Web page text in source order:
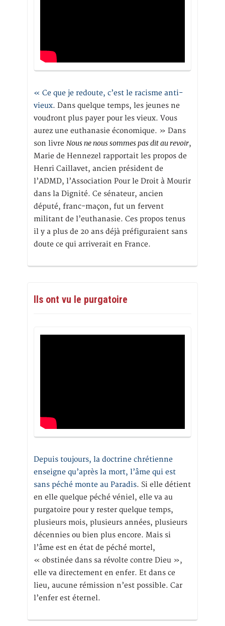
« Ce que je redoute, c’est le racisme anti-
vieux. Dans quelque temps, les jeunes ne
voudront plus payer pour les vieux. Vous
aurez une euthanasie économique. » Dans
son livre Nous ne nous sommes pas dit au revoir,
Marie de Hennezel rapportait les propos de
Henri Caillavet, ancien président de
l’ADMD, l’Association Pour le Droit à Mourir
dans la Dignité. Ce sénateur, ancien
député, franc-maçon, fut un fervent
militant de l’euthanasie. Ces propos tenus
il y a plus de 20 ans déjà préfiguraient sans
doute ce qui arriverait en France.
Ils ont vu le purgatoire
Depuis toujours, la doctrine chrétienne
enseigne qu’après la mort, l’âme qui est
sans péché monte au Paradis. Si elle détient
en elle quelque péché véniel, elle va au
purgatoire pour y rester quelque temps,
plusieurs mois, plusieurs années, plusieurs
décennies ou bien plus encore. Mais si
l’âme est en état de péché mortel,
« obstinée dans sa révolte contre Dieu »,
elle va directement en enfer. Et dans ce
lieu, aucune rémission n’est possible. Car
l’enfer est éternel.